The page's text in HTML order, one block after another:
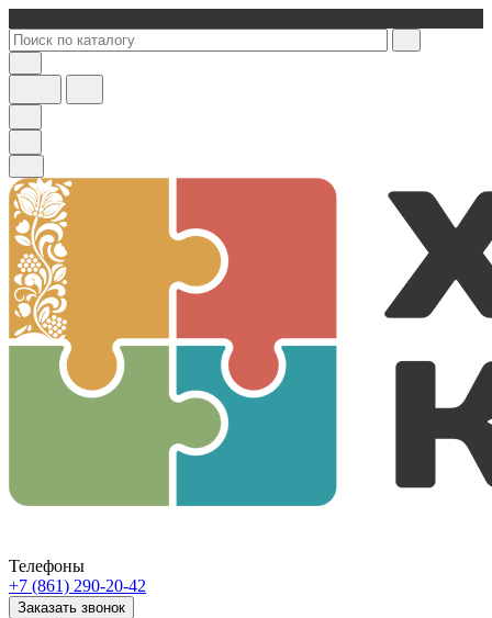
Телефоны
+7 (861) 290-20-42
Заказать звонок